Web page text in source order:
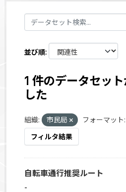
並び順
1 件のデータセッ
した
組織: 市民局 フォーマット:
フィルタ結果
自転車通行推奨ルート
-